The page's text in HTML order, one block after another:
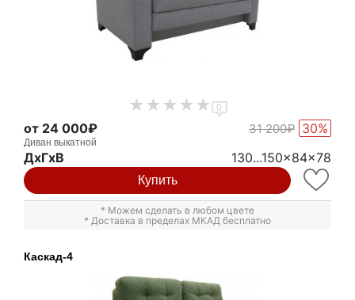
0
от 24 000₽ 31 200₽ 30%
Диван выкатной
ДxГxВ 130...150x84x78
Купить
* Можем сделать в любом цвете
* Доставка в пределах МКАД бесплатно
Каскад-4